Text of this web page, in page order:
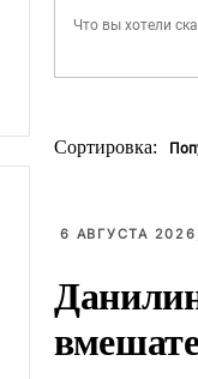
Сортировка:
6 АВГУСТА